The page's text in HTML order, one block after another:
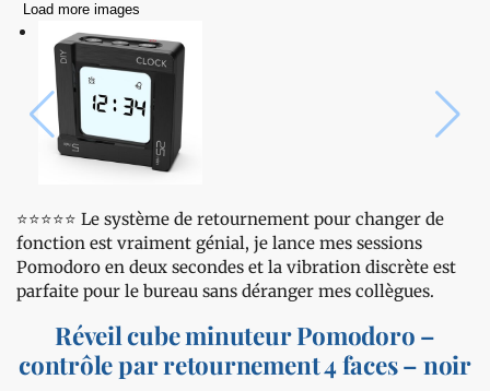
Load more images
⭐️⭐️⭐️⭐️⭐️ Le système de retournement pour changer de
fonction est vraiment génial, je lance mes sessions
Pomodoro en deux secondes et la vibration discrète est
parfaite pour le bureau sans déranger mes collègues.
Réveil cube minuteur Pomodoro –
contrôle par retournement 4 faces – noir